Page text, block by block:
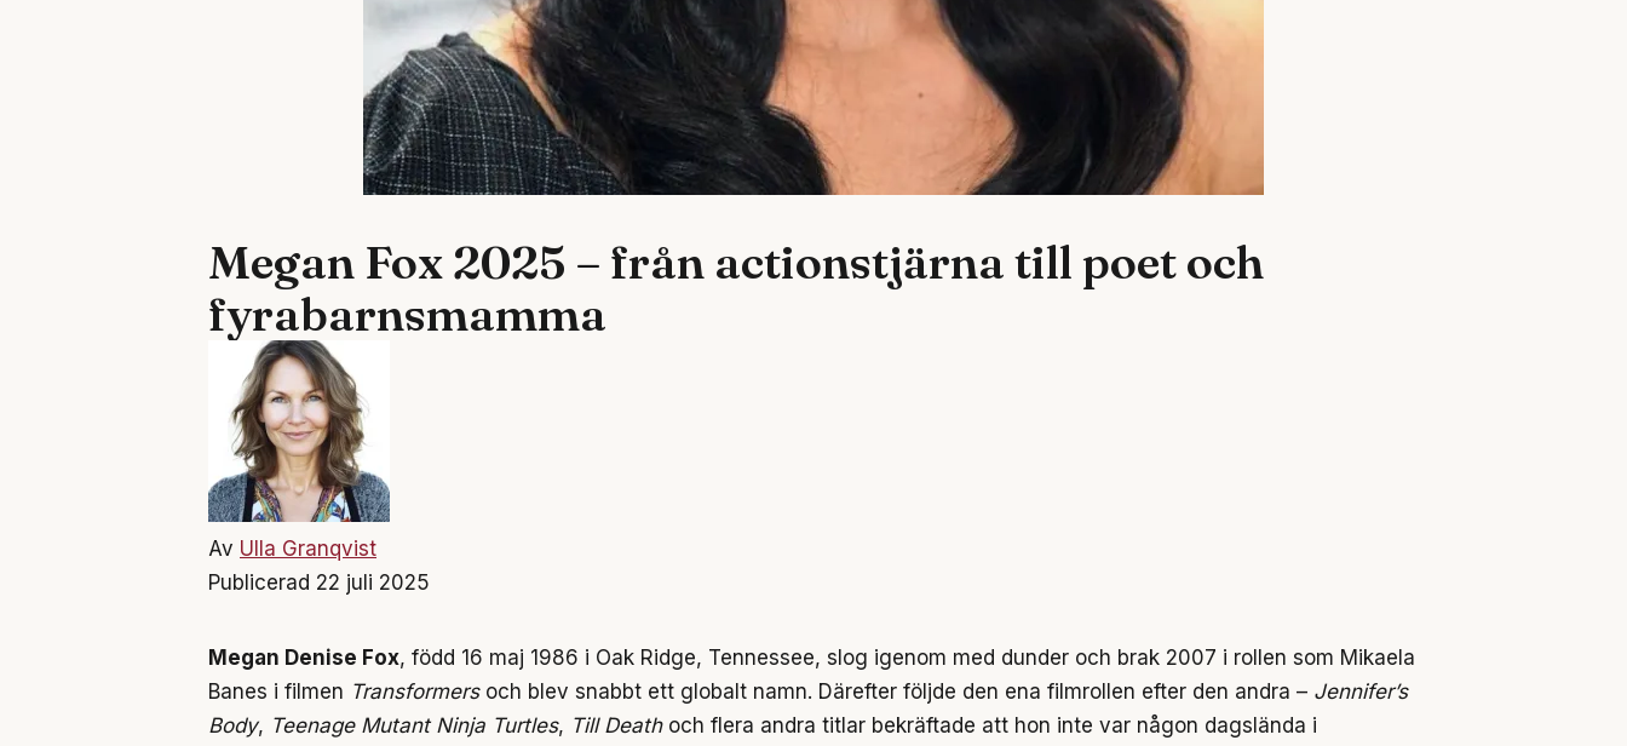
Megan Fox 2025 – från actionstjärna till poet och
fyrabarnsmamma
Av Ulla Granqvist
Publicerad 22 juli 2025
Megan Denise Fox, född 16 maj 1986 i Oak Ridge, Tennessee, slog igenom med dunder och brak 2007 i rollen som Mikaela
Banes i filmen Transformersoch blev snabbt ett globalt namn. Därefter följde den ena filmrollen efter den andra – Jennifer’s
Body, Teenage Mutant Ninja Turtles, Till Deathoch flera andra titlar bekräftade att hon inte var någon dagslända i